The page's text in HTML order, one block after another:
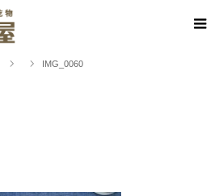
IMG_0060